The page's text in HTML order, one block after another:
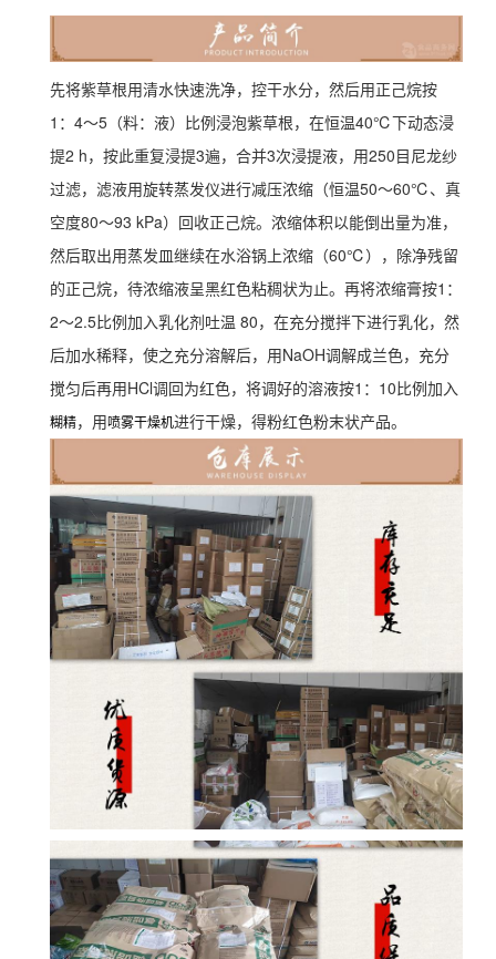
先将紫草根用清水快速洗净，控干水分，然后用正己烷按
1：4～5（料：液）比例浸泡紫草根，在恒温40℃下动态浸
提2 h，按此重复浸提3遍，合并3次浸提液，用250目尼龙纱
过滤，滤液用旋转蒸发仪进行减压浓缩（恒温50～60℃、真
空度80～93 kPa）回收正己烷。浓缩体积以能倒出量为准，
然后取出用蒸发皿继续在水浴锅上浓缩（60℃），除净残留
的正己烷，待浓缩液呈黑红色粘稠状为止。再将浓缩膏按1：
2～2.5比例加入乳化剂吐温 80，在充分搅拌下进行乳化，然
后加水稀释，使之充分溶解后，用NaOH调解成兰色，充分
搅匀后再用HCl调回为红色，将调好的溶液按1：10比例加入
糊精，用喷雾干燥机进行干燥，得粉红色粉末状产品。